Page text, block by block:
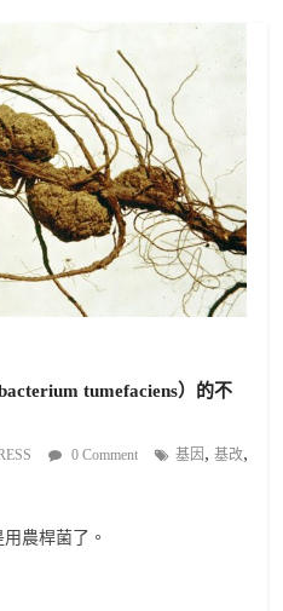
tumefaciens）的不
0 Comment 基因 ,基改,
農桿菌了。